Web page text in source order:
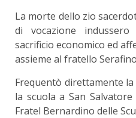
La morte dello zio
di vocazione
sacrificio economico ed
assieme al fratello
Frequentò direttamente
la scuola a San
Fratel Bernardino delle